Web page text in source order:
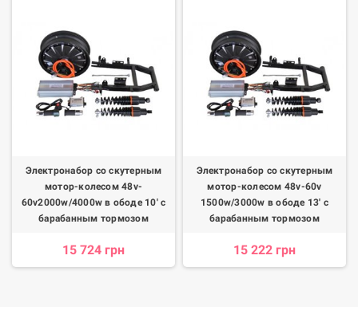
Электронабор со скутерным
мотор-колесом 48v-
60v2000w/4000w в ободе 10' c
барабанным тормозом
15 724 грн
Электронабор со скутерным
мотор-колесом 48v-60v
1500w/3000w в ободе 13' с
барабанным тормозом
15 222 грн